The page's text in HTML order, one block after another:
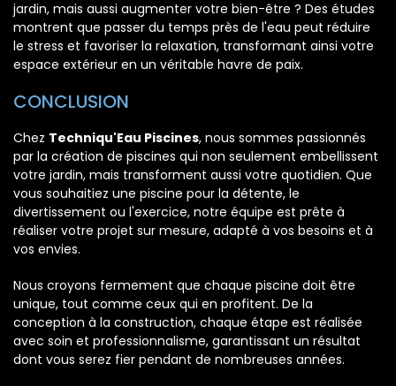
jardin, mais aussi augmenter votre bien-être ? Des études
montrent que passer du temps près de l'eau peut réduire
le stress et favoriser la relaxation, transformant ainsi votre
espace extérieur en un véritable havre de paix.
CONCLUSION
Chez Techniqu'Eau Piscines, nous sommes passionnés
par la création de piscines qui non seulement embellissent
votre jardin, mais transforment aussi votre quotidien. Que
vous souhaitiez une piscine pour la détente, le
divertissement ou l'exercice, notre équipe est prête à
réaliser votre projet sur mesure, adapté à vos besoins et à
vos envies.
Nous croyons fermement que chaque piscine doit être
unique, tout comme ceux qui en profitent. De la
conception à la construction, chaque étape est réalisée
avec soin et professionnalisme, garantissant un résultat
dont vous serez fier pendant de nombreuses années.